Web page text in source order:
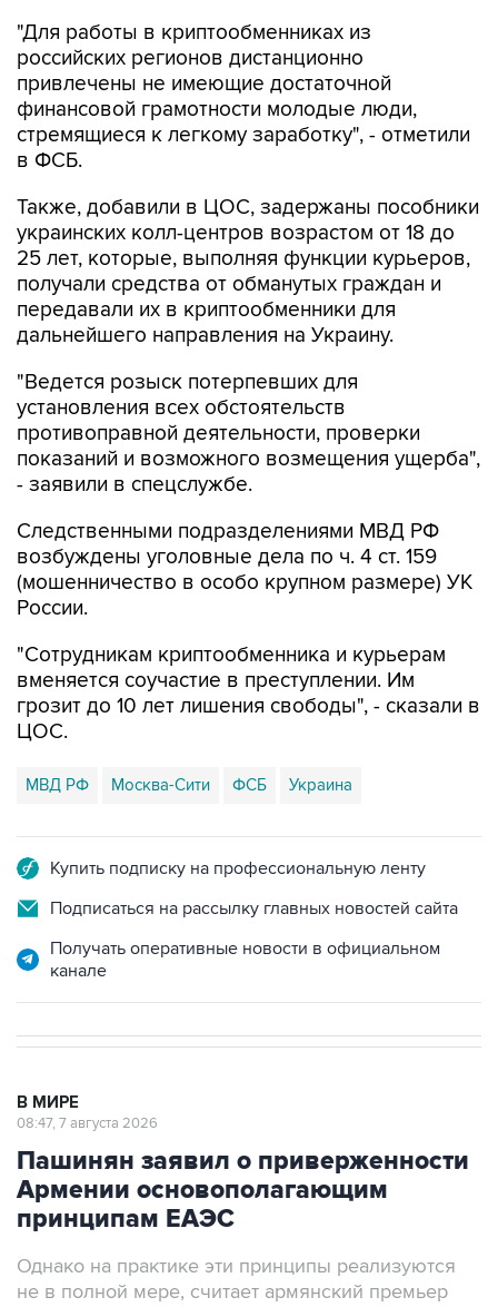
"Для работы в криптообменниках из
российских регионов дистанционно
привлечены не имеющие достаточной
финансовой грамотности молодые люди,
стремящиеся к легкому заработку", - отметили
в ФСБ.
Также, добавили в ЦОС, задержаны пособники
украинских колл-центров возрастом от 18 до
25 лет, которые, выполняя функции курьеров,
получали средства от обманутых граждан и
передавали их в криптообменники для
дальнейшего направления на Украину.
"Ведется розыск потерпевших для
установления всех обстоятельств
противоправной деятельности, проверки
показаний и возможного возмещения ущерба",
- заявили в спецслужбе.
Следственными подразделениями МВД РФ
возбуждены уголовные дела по ч. 4 ст. 159
(мошенничество в особо крупном размере) УК
России.
"Сотрудникам криптообменника и курьерам
вменяется соучастие в преступлении. Им
грозит до 10 лет лишения свободы", - сказали в
ЦОС.
МВД РФ Москва-Сити ФСБ Украина
Купить подписку на профессиональную ленту
Подписаться на рассылку главных новостей сайта
Получать оперативные новости в официальном
канале
В МИРЕ
08:47, 7 августа 2026
Пашинян заявил о приверженности
Армении основополагающим
принципам ЕАЭС
Однако на практике эти принципы реализуются
не в полной мере, считает армянский премьер